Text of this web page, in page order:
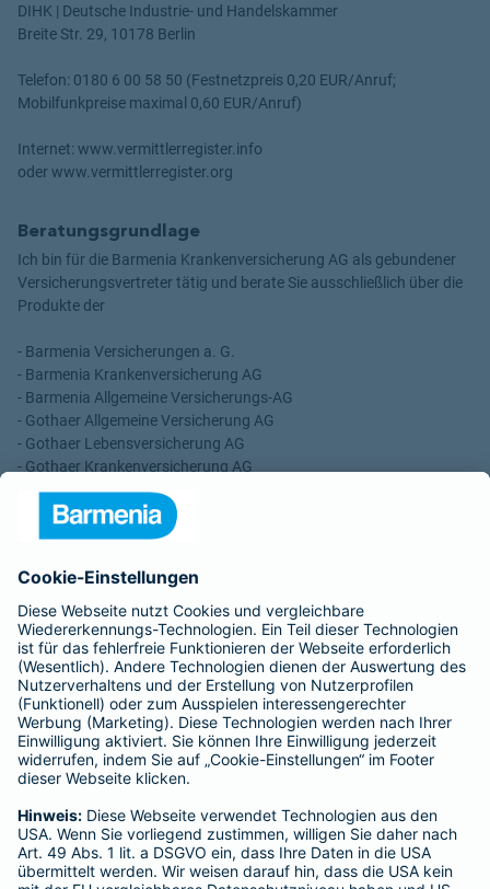
DIHK | Deutsche Industrie- und Handelskammer
Breite Str. 29, 10178 Berlin
Telefon: 0180 6 00 58 50 (Festnetzpreis 0,20 EUR/Anruf;
Mobilfunkpreise maximal 0,60 EUR/Anruf)
Internet: www.vermittlerregister.info
oder www.vermittlerregister.org
Beratungsgrundlage
Ich bin für die Barmenia Krankenversicherung AG als gebundener
Versicherungsvertreter tätig und berate Sie ausschließlich über die
Produkte der
- Barmenia Versicherungen a. G.
- Barmenia Krankenversicherung AG
- Barmenia Allgemeine Versicherungs-AG
- Gothaer Allgemeine Versicherung AG
- Gothaer Lebensversicherung AG
- Gothaer Krankenversicherung AG
- ROLAND Rechtsschutz-Versicherungs-AG
- ROLAND Schutzbrief-Versicherung AG
Vergütungen, die in der zu entrichtenden Versicherungsprämie
enthalten sind.
Schlichtungsstellen
Für Lebens- und Sachversicherungen:
Verein Versicherungsombudsmann eV,
Postfach 080632, 10006 Berlin
Für private Krankenversicherungen:
Ombudsmann für private Kranken- / Pflege-Versicherungen,
Postfach 060222, 10052 Berlin